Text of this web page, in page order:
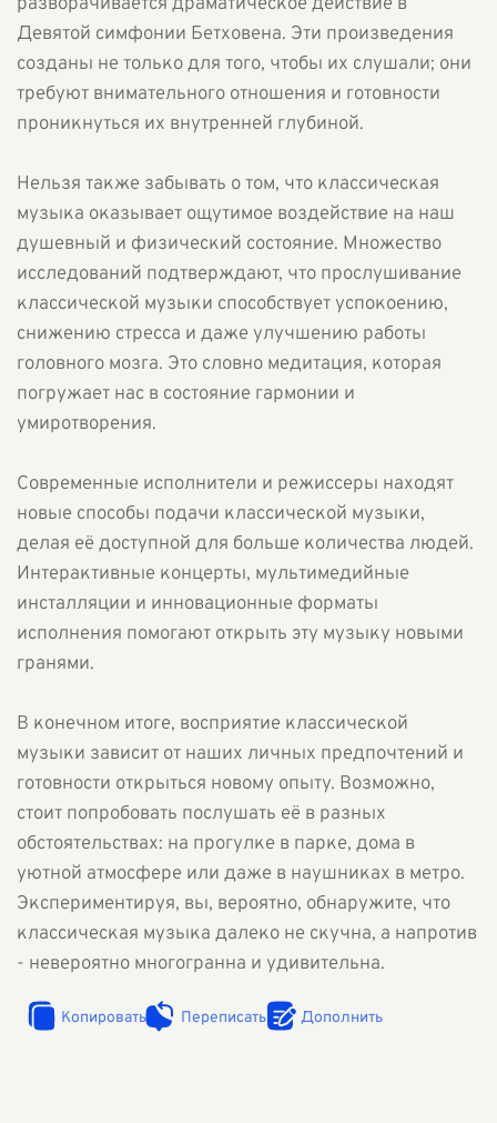
Девятой симфонии Бетховена. Эти произведения
созданы не только для того, чтобы их слушали; они
требуют внимательного отношения и готовности
проникнуться их внутренней глубиной.
Нельзя также забывать о том, что классическая
музыка оказывает ощутимое воздействие на наш
душевный и физический состояние. Множество
исследований подтверждают, что прослушивание
классической музыки способствует успокоению,
снижению стресса и даже улучшению работы
головного мозга. Это словно медитация, которая
погружает нас в состояние гармонии и
умиротворения.
Современные исполнители и режиссеры находят
новые способы подачи классической музыки,
делая её доступной для больше количества людей.
Интерактивные концерты, мультимедийные
инсталляции и инновационные форматы
исполнения помогают открыть эту музыку новыми
гранями.
В конечном итоге, восприятие классической
музыки зависит от наших личных предпочтений и
готовности открыться новому опыту. Возможно,
стоит попробовать послушать её в разных
обстоятельствах: на прогулке в парке, дома в
уютной атмосфере или даже в наушниках в метро.
Экспериментируя, вы, вероятно, обнаружите, что
классическая музыка далеко не скучна, а напротив
- невероятно многогранна и удивительна.
Копировать Переписать Дополнить